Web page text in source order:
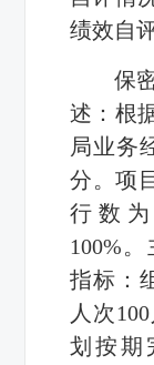
绩效自
保
述：根
局业务
分。项
行数为
100%。
指标：
人次100
划按期